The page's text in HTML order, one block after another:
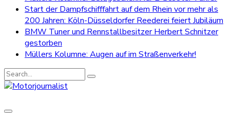
Start der Dampfschifffahrt auf dem Rhein vor mehr als
200 Jahren: Köln-Düsseldorfer Reederei feiert Jubiläum
BMW Tuner und Rennstallbesitzer Herbert Schnitzer
gestorben
Müllers Kolumne: Augen auf im Straßenverkehr!
Search
for: